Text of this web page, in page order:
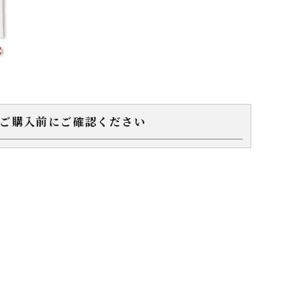
ご購入前にご確認ください